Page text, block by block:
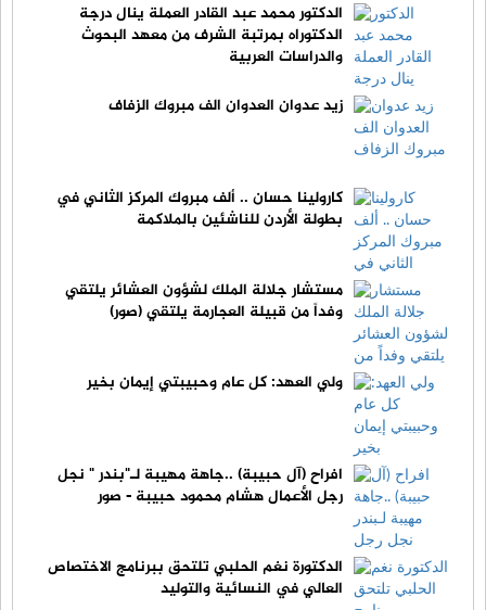
الدكتور محمد عبد القادر العملة ينال درجة
الدكتوراه بمرتبة الشرف من معهد البحوث
والدراسات العربية
زيد عدوان العدوان الف مبروك الزفاف
كارولينا حسان .. ألف مبروك المركز الثاني في
بطولة الأردن للناشئين بالملاكمة
مستشار جلالة الملك لشؤون العشائر يلتقي
وفداً من قبيلة العجارمة يلتقي (صور)
ولي العهد: كل عام وحبيبتي إيمان بخير
افراح (آل حبيبة) ..جاهة مهيبة لـ"بندر " نجل
رجل الأعمال هشام محمود حبيبة - صور
الدكتورة نغم الحلبي تلتحق ببرنامج الاختصاص
العالي في النسائية والتوليد